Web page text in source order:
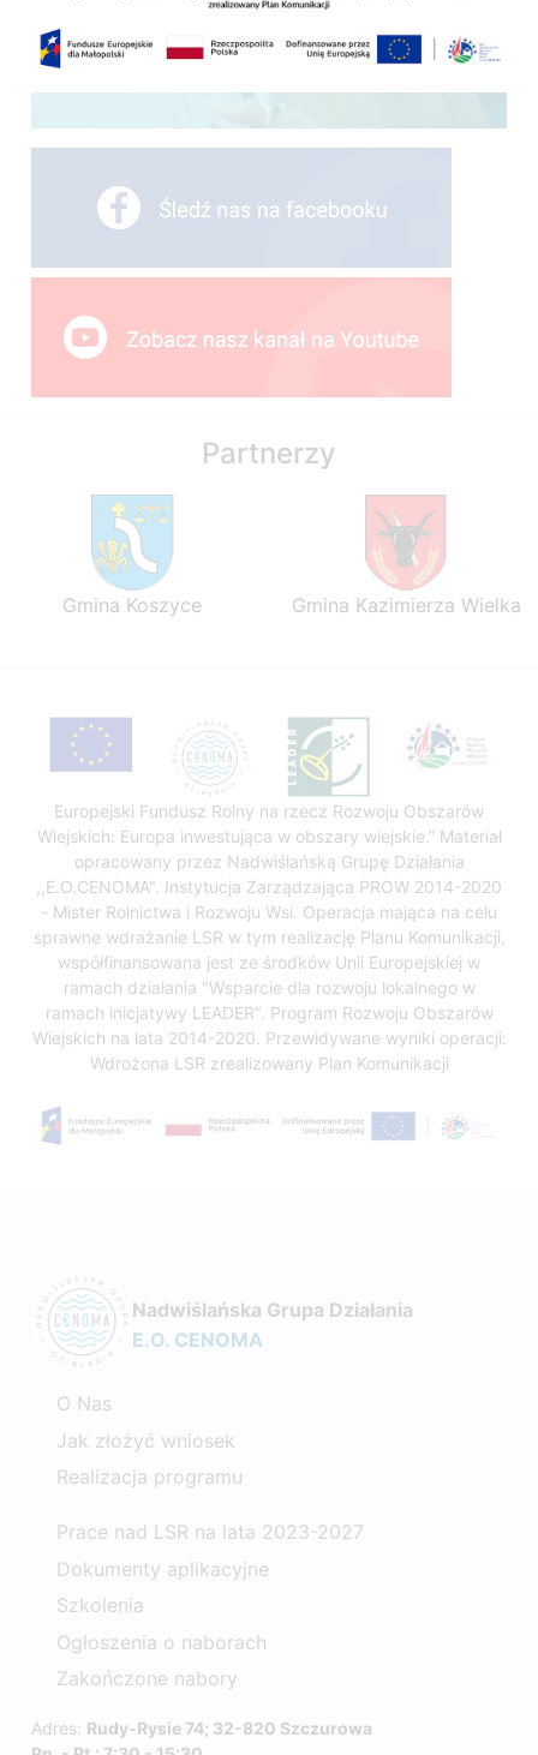
Jak złożyć wniosek
Partnerzy
Gmina Koszyce Gmina Kazimierza Wielka
Europejski Fundusz Rolny na rzecz Rozwoju Obszarów
Wiejskich: Europa inwestująca w obszary wiejskie.” Materiał
opracowany przez Nadwiślańską Grupę Działania
,,E.O.CENOMA". Instytucja Zarządzająca PROW 2014-2020
- Mister Rolnictwa i Rozwoju Wsi. Operacja mająca na celu
sprawne wdrażanie LSR w tym realizację Planu Komunikacji,
współfinansowana jest ze środków Unii Europejskiej w
ramach działania "Wsparcie dla rozwoju lokalnego w
ramach inicjatywy LEADER". Program Rozwoju Obszarów
Wiejskich na lata 2014-2020. Przewidywane wyniki operacji:
Wdrożona LSR zrealizowany Plan Komunikacji
Nadwiślańska Grupa Działania
E.O. CENOMA
O Nas
Jak złożyć wniosek
Realizacja programu
Prace nad LSR na lata 2023-2027
Dokumenty aplikacyjne
Szkolenia
Ogłoszenia o naborach
Zakończone nabory
Adres: Rudy-Rysie 74; 32-820 Szczurowa